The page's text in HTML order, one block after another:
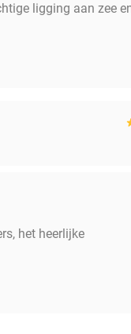
ligging aan zee
het heerlijke